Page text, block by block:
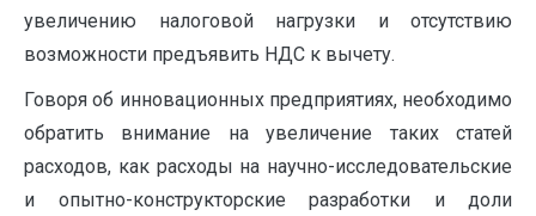
увеличению налоговой нагрузки и отсутствию
возможности предъявить НДС к вычету.
Говоря об инновационных предприятиях, необходимо
обратить внимание на увеличение таких статей
расходов, как расходы на научно-исследовательские
и опытно-конструкторские разработки и доли